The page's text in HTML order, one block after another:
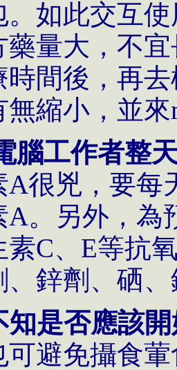
。如此交互
藥量大，不
時間後，再
無縮小，並
腦工作者整
很兇，要每
A。另外，為
素C、E等抗
、鋅劑、硒
知是否應該
可避免攝食